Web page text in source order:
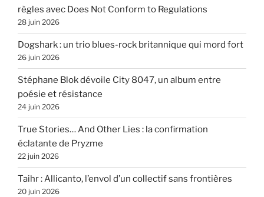
règles avec Does Not Conform to Regulations
28 juin 2026
Dogshark : un trio blues-rock britannique qui mord fort
26 juin 2026
Stéphane Blok dévoile City 8047, un album entre
poésie et résistance
24 juin 2026
True Stories… And Other Lies : la confirmation
éclatante de Pryzme
22 juin 2026
Taihr : Allicanto, l’envol d’un collectif sans frontières
20 juin 2026